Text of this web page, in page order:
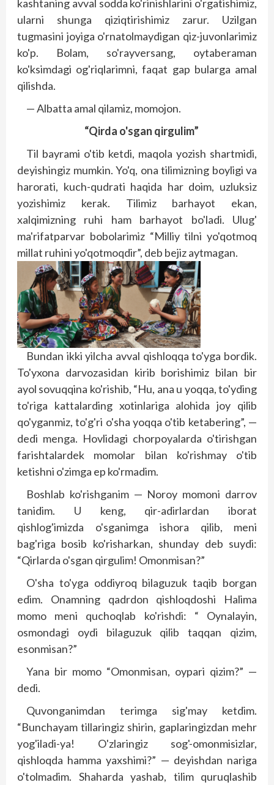
kashtaning avval sodda ko'rinishlarini o'rgatishimiz,
ularni shunga qiziqtirishimiz zarur. Uzilgan
tugmasini joyiga o'rnatolmaydigan qiz-juvonlarimiz
ko'p. Bolam, so'rayversang, oytaberaman
ko'ksimdagi og'riqlarimni, faqat gap bularga amal
qilishda.
— Albatta amal qilamiz, momojon.
“Qirda o'sgan qirgulim”
Til bayrami o'tib ketdi, maqola yozish shartmidi,
deyishingiz mumkin. Yo'q, ona tilimizning boyligi va
harorati, kuch-qudrati haqida har doim, uzluksiz
yozishimiz kerak. Tilimiz barhayot ekan,
xalqimizning ruhi ham barhayot bo'ladi. Ulug'
ma'rifatparvar bobolarimiz “Milliy tilni yo'qotmoq
millat ruhini yo'qotmoqdir”, deb bejiz aytmagan.
Bundan ikki yilcha avval qishloqqa to'yga bordik.
To'yxona darvozasidan kirib borishimiz bilan bir
ayol sovuqqina ko'rishib, “Hu, ana u yoqqa, to'yding
to'riga kattalarding xotinlariga alohida joy qilib
qo'yganmiz, to'g'ri o'sha yoqqa o'tib ketabering”, —
dedi menga. Hovlidagi chorpoyalarda o'tirishgan
farishtalardek momolar bilan ko'rishmay o'tib
ketishni o'zimga ep ko'rmadim.
Boshlab ko'rishganim — Noroy momoni darrov
tanidim. U keng, qir-adirlardan iborat
qishlog'imizda o'sganimga ishora qilib, meni
bag'riga bosib ko'risharkan, shunday deb suydi:
“Qirlarda o'sgan qirgulim! Omonmisan?”
O'sha to'yga oddiyroq bilaguzuk taqib borgan
edim. Onamning qadrdon qishloqdoshi Halima
momo meni quchoqlab ko'rishdi: “ Oynalayin,
osmondagi oydi bilaguzuk qilib taqqan qizim,
esonmisan?”
Yana bir momo “Omonmisan, oypari qizim?” —
dedi.
Quvonganimdan terimga sig'may ketdim.
“Bunchayam tillaringiz shirin, gaplaringizdan mehr
yog'iladi-ya! O'zlaringiz sog'-omonmisizlar,
qishloqda hamma yaxshimi?” — deyishdan nariga
o'tolmadim. Shaharda yashab, tilim quruqlashib